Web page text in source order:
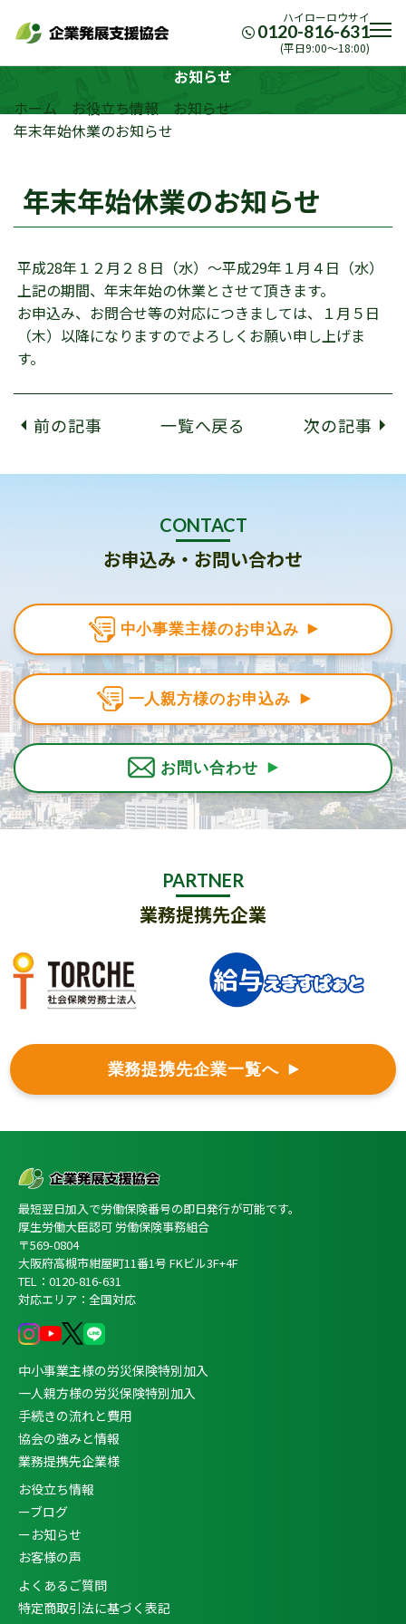
ハイローロウサイ
0120-816-631
(平日9:00〜18:00)
お知らせ
ホーム
お役立ち情報
お知らせ
年末年始休業のお知らせ
年末年始休業のお知らせ
平成28年１２月２８日（水）～平成29年１月４日（水）
上記の期間、年末年始の休業とさせて頂きます。
お申込み、お問合せ等の対応につきましては、１月５日
（木）以降になりますのでよろしくお願い申し上げま
す。
前の記事 一覧へ戻る 次の記事
CONTACT
お申込み・お問い合わせ
中小事業主様のお申込み
一人親方様のお申込み
お問い合わせ
PARTNER
業務提携先企業
業務提携先企業一覧へ
最短翌日加入で労働保険番号の即日発行が可能です。
厚生労働大臣認可 労働保険事務組合
〒569-0804
大阪府高槻市紺屋町11番1号 FKビル3F+4F
TEL：0120-816-631
対応エリア：全国対応
中小事業主様の労災保険特別加入
一人親方様の労災保険特別加入
手続きの流れと費用
協会の強みと情報
業務提携先企業様
お役立ち情報
ーブログ
ーお知らせ
お客様の声
よくあるご質問
特定商取引法に基づく表記